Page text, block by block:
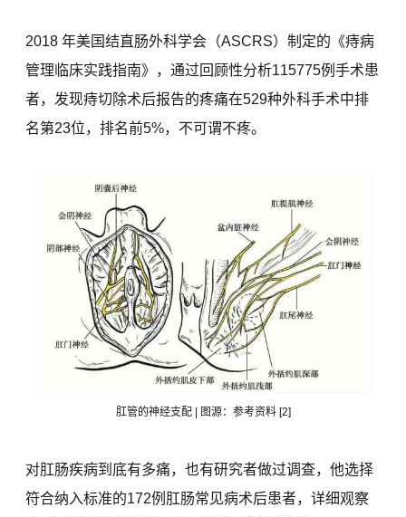
2018 年美国结直肠外科学会（ASCRS）制定的《痔病
管理临床实践指南》，通过回顾性分析115775例手术患
者，发现痔切除术后报告的疼痛在529种外科手术中排
名第23位，排名前5%，不可谓不疼。
肛管的神经支配 | 图源：参考资料 [2]
对肛肠疾病到底有多痛，也有研究者做过调查，他选择
符合纳入标准的172例肛肠常见病术后患者，详细观察